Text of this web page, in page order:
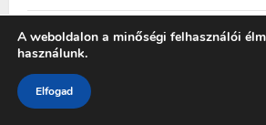
Elektromos jármű
Elektromos járművek
Elektromos kandallók
A weboldalon a minőségi felhasználói
használunk.
Elfogad